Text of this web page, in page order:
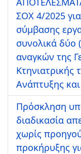
ΣΟΧ 4/2025
σύμβασης
συνολικά δύο
αναγκών της
Κτηνιατρικής
Ανάπτυξης
Πρόσκληση
διαδικασία
χωρίς
προκήρυξης